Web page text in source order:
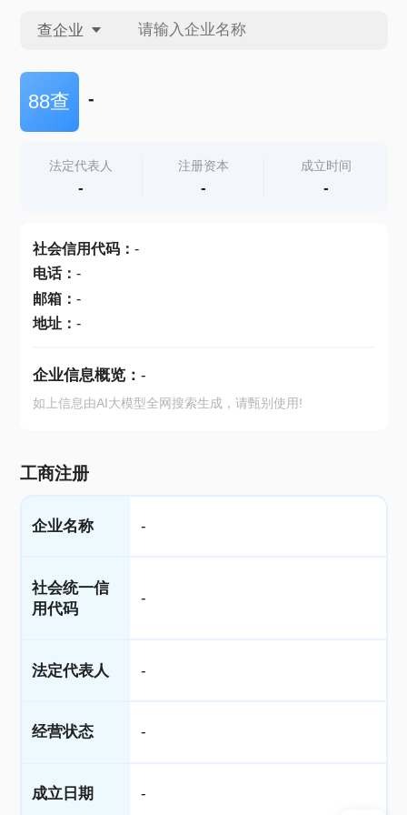
查企业
查企业
查产地
88查 -
法定代表人
-
注册资本
-
成立时间
-
社会信用代码： -
电话： -
邮箱： -
地址： -
企业信息概览： -
如上信息由AI大模型全网搜索生成，请甄别使用!
工商注册
企业名称 -
社会统一信
用代码
-
法定代表人 -
经营状态 -
成立日期 -